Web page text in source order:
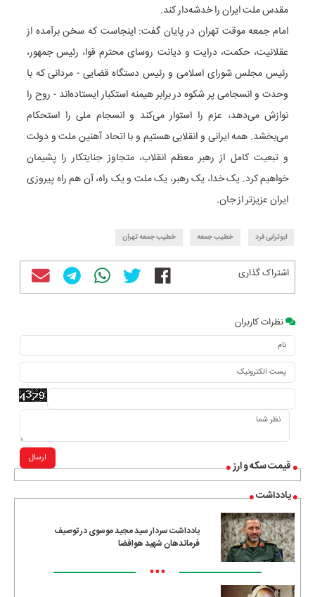
قیمت سکه و ارز
یادداشت
یادداشت سردار سید مجید موسوی در توصیف
فرماندهان شهید هوافضا
•••
مقدس ملت ایران را خدشه‌دار کند.
امام جمعه موقت تهران در پایان گفت: اینجاست که سخن برآمده از
عقلانیت، حکمت، درایت و دیانت روسای محترم قوا، رئیس جمهور،
رئیس مجلس شورای اسلامی و رئیس دستگاه قضایی - مردانی که با
وحدت و انسجامی پر شکوه در برابر هیمنه استکبار ایستاده‌اند - روح را
نوازش می‌دهد، عزم را استوار می‌کند و انسجام ملی را استحکام
می‌بخشد. همه ایرانی و انقلابی هستیم و با اتحاد آهنین ملت و دولت
و تبعیت کامل از رهبر معظم انقلاب، متجاوز جنایتکار را پشیمان
خواهیم کرد. یک خدا، یک رهبر، یک ملت و یک راه، آن هم راه پیروزی
ایران عزیزتر از جان.
ابوترابی فرد خطیب جمعه خطیب جمعه تهران
اشتراک گذاری
نظرات کاربران
ارسال